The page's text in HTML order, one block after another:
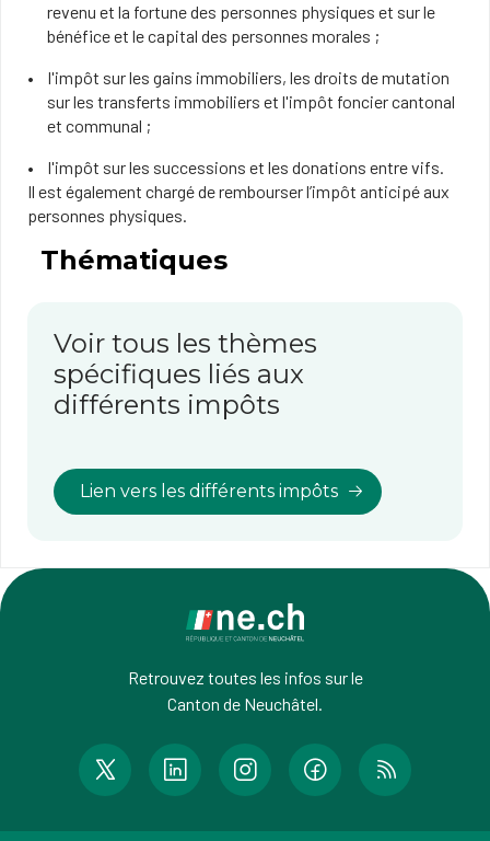
revenu et la fortune des personnes physiques et sur le
bénéfice et le capital des personnes morales ;
l'impôt sur les gains immobiliers, les droits de mutation
sur les transferts immobiliers et l'impôt foncier cantonal
et communal ;
l'impôt sur les successions et les donations entre vifs.
Il est également chargé de rembourser l’impôt anticipé aux
personnes physiques.
Thématiques
Voir tous les thèmes
spécifiques liés aux
différents impôts
Lien vers les différents impôts
Retrouvez toutes les infos sur le
Canton de Neuchâtel.